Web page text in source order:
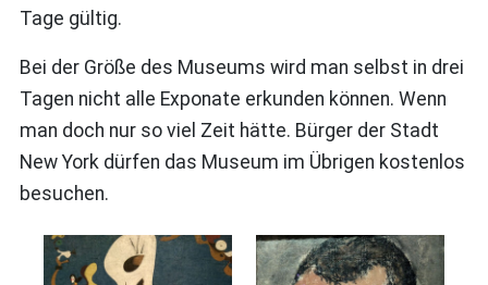
Tage gültig.
Bei der Größe des Museums wird man selbst in drei
Tagen nicht alle Exponate erkunden können. Wenn
man doch nur so viel Zeit hätte. Bürger der Stadt
New York dürfen das Museum im Übrigen kostenlos
besuchen.